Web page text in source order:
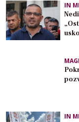
IN
IN